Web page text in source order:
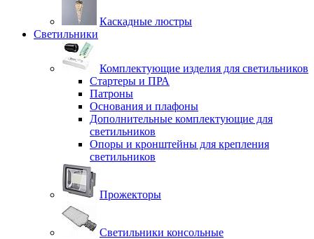
Каскадные люстры
Светильники
Комплектующие изделия для светильников
Стартеры и ПРА
Патроны
Основания и плафоны
Дополнительные комплектующие для
светильников
Опоры и кронштейны для крепления
светильников
Прожекторы
Светильники консольные